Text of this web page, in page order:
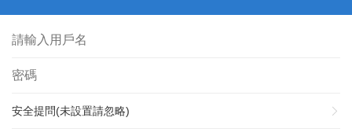
安全提問(未設置請忽略)